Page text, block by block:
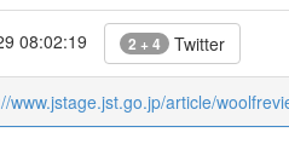
08:02:19 2 + 4 Twitter
www.jstage.jst.go.jp/article/